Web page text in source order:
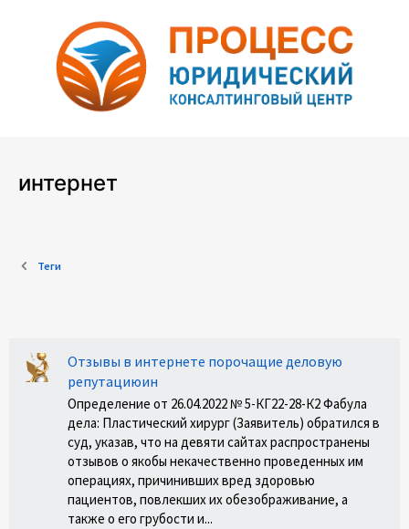
интернет
Теги
Отзывы в интернете порочащие деловую
репутациюин
Определение от 26.04.2022 № 5-КГ22-28-К2 Фабула
дела: Пластический хирург (Заявитель) обратился в
суд, указав, что на девяти сайтах распространены
отзывов о якобы некачественно проведенных им
операциях, причинивших вред здоровью
пациентов, повлекших их обезображивание, а
также о его грубости и...